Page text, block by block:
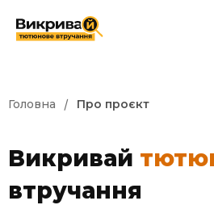
Головна / Про проєкт
Викривай
втручання